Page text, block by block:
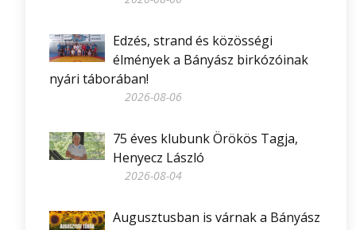
Edzés, strand és közösségi
élmények a Bányász birkózóinak
nyári táborában!
2026-08-06
75 éves klubunk Örökös Tagja,
Henyecz László
2026-08-04
Augusztusban is várnak a Bányász